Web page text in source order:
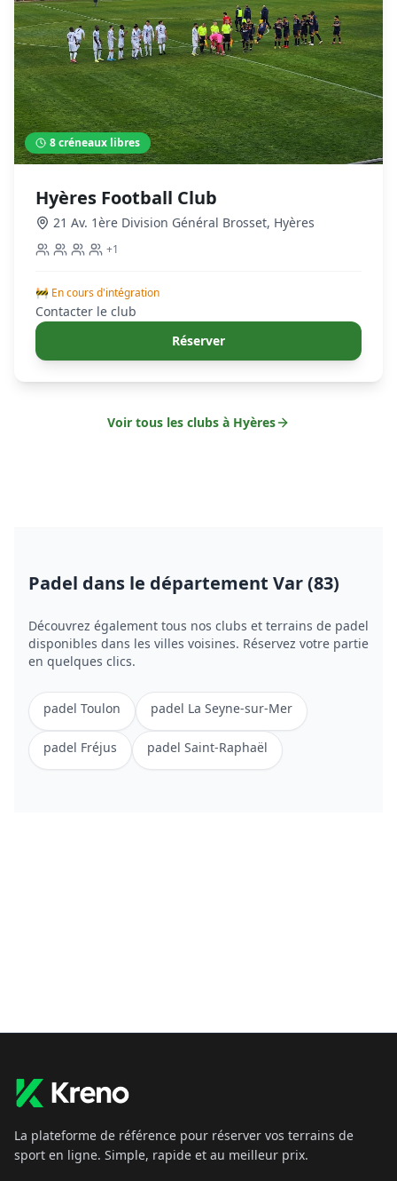
8créneaux libres
Hyères Football Club
21 Av. 1ère Division Général Brosset, Hyères
+1
🚧 En cours d'intégration
Contacter le club
Réserver
Voir tous les clubs à Hyères
Padel dans le département Var (83)
Découvrez également tous nos clubs et terrains de padel
disponibles dans les villes voisines. Réservez votre partie
en quelques clics.
padel Toulon padel La Seyne-sur-Mer
padel Fréjus padel Saint-Raphaël
La plateforme de référence pour réserver vos terrains de
sport en ligne. Simple, rapide et au meilleur prix.